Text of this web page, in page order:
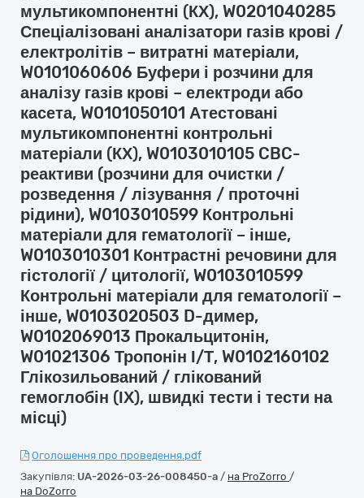
мультикомпонентні (КХ), W0201040285
Спеціалізовані аналізатори газів крові /
електролітів – витратні матеріали,
W0101060606 Буфери і розчини для
аналізу газів крові – електроди або
касета, W0101050101 Атестовані
мультикомпонентні контрольні
матеріали (КХ), W0103010105 CBC-
реактиви (розчини для очистки /
розведення / лізування / проточні
рідини), W0103010599 Контрольні
матеріали для гематології – інше,
W0103010301 Контрастні речовини для
гістології / цитології, W0103010599
Контрольні матеріали для гематології –
інше, W0103020503 D-димер,
W0102069013 Прокальцитонін,
W01021306 Тропонін І/Т, W0102160102
Глікозильований / глікований
гемоглобін (ІХ), швидкі тести і тести на
місці)
Оголошення про проведення.pdf
Закупівля: UA-2026-03-26-008450-a / на ProZorro /
на DoZorro